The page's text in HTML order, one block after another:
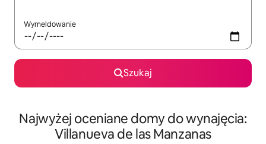
Wymeldowanie
Szukaj
Najwyżej oceniane domy do wynajęcia:
Villanueva de las Manzanas